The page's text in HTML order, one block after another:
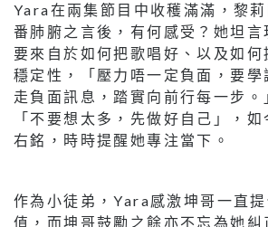
Yara在兩集節目中收穫滿滿，黎
番肺腑之言後，有何感受？她坦言
要來自於如何把歌唱好、以及如何
穩定性，「壓力唔一定負面，要學
走負面訊息，踏實向前行每一步。
「不要想太多，先做好自己」，
右銘，時時提醒她專注當下。
作為小徒弟，Yara感激坤哥一直
值，而坤哥鼓勵之餘亦不忘為她糾